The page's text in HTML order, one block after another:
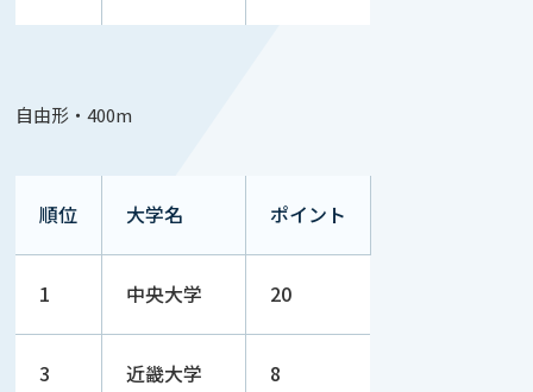
自由形・400m
順位 大学名 ポイント
1 中央大学 20
3 近畿大学 8